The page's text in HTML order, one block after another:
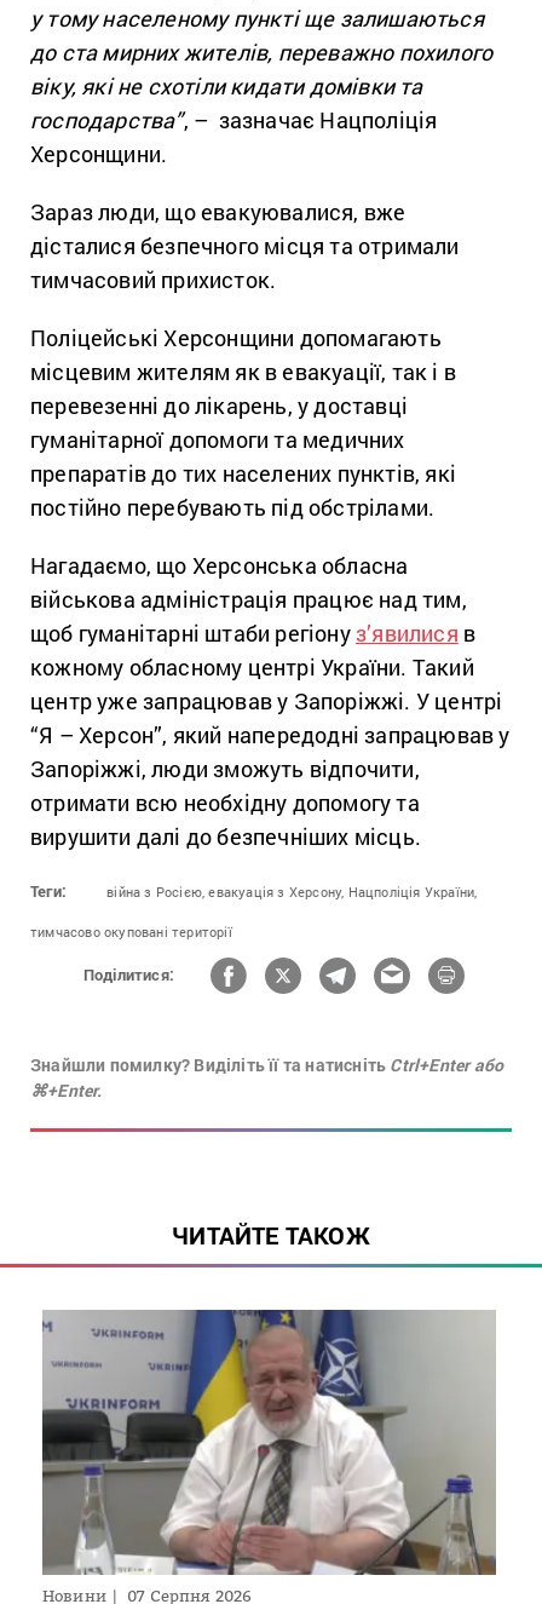
у тому населеному пункті ще залишаються
до ста мирних жителів, переважно похилого
віку, які не схотіли кидати домівки та
господарства”, – зазначає Нацполіція
Херсонщини.
Зараз люди, що евакуювалися, вже
дісталися безпечного місця та отримали
тимчасовий прихисток.
Поліцейські Херсонщини допомагають
місцевим жителям як в евакуації, так і в
перевезенні до лікарень, у доставці
гуманітарної допомоги та медичних
препаратів до тих населених пунктів, які
постійно перебувають під обстрілами.
Нагадаємо, що Херсонська обласна
військова адміністрація працює над тим,
щоб гуманітарні штаби регіонуз’явилися в
кожному обласному центрі України. Такий
центр уже запрацював у Запоріжжі. У центрі
“Я – Херсон”, який напередодні запрацював у
Запоріжжі, люди зможуть відпочити,
отримати всю необхідну допомогу та
вирушити далі до безпечніших місць.
Теги: війна з Росією, евакуація з Херсону, Нацполіція України,
тимчасово окуповані території
Поділитися:
Знайшли помилку? Виділіть її та натисніть Ctrl+Enter або
⌘+Enter.
ЧИТАЙТЕ ТАКОЖ
Новини 07 Серпня 2026